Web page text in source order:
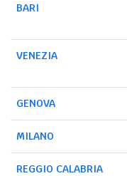
BARI
VENEZIA
GENOVA
MILANO
REGGIO CALABRIA